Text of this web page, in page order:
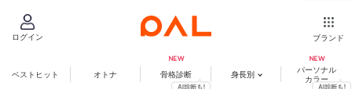
ログイン ブランド
ベストヒット オトナ 骨格診断 身長別
パーソナル
カラー